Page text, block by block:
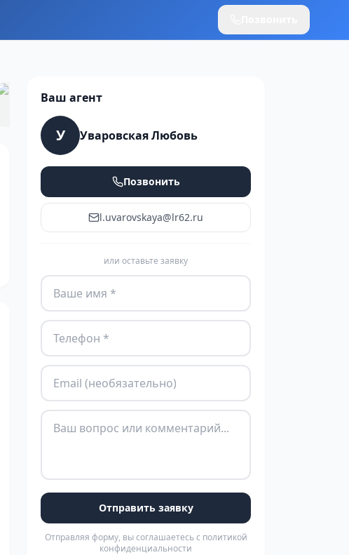
Ваш агент
У Уваровская Любовь
Позвонить
l.uvarovskaya@lr62.ru
или оставьте заявку
Отправить заявку
Отправляя форму, вы соглашаетесь с политикой
конфиденциальности